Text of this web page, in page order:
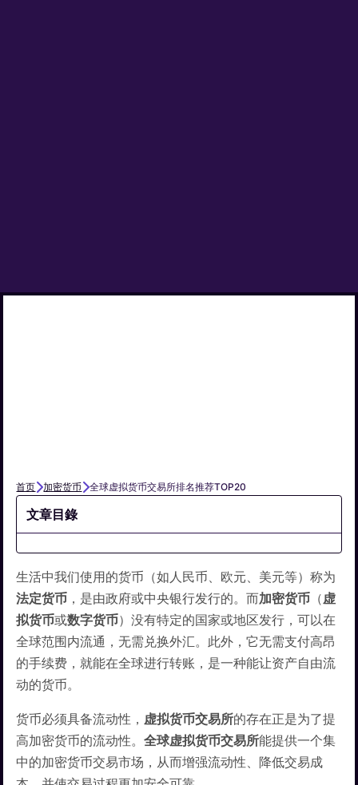
首页 加密货币 全球虚拟货币交易所排名推荐TOP20
文章目錄
生活中我们使用的货币（如人民币、欧元、美元等）称为
法定货币 ，是由政府或中央银行发行的。而加密货币 （ 虚
拟货币或数字货币）没有特定的国家或地区发行，可以在
全球范围内流通，无需兑换外汇。此外，它无需支付高昂
的手续费，就能在全球进行转账，是一种能让资产自由流
动的货币。
货币必须具备流动性， 虚拟货币交易所的存在正是为了提
高加密货币的流动性。全球虚拟货币交易所能提供一个集
中的加密货币交易市场，从而增强流动性、降低交易成